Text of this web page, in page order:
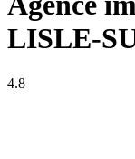
LISLE-
4.8